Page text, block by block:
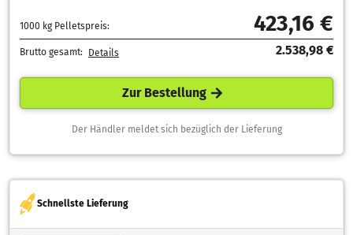
1000 kg Pelletspreis: 423,16 €
Brutto gesamt: Details 2.538,98 €
Zur Bestellung
Der Händler meldet sich bezüglich der Lieferung
Schnellste Lieferung